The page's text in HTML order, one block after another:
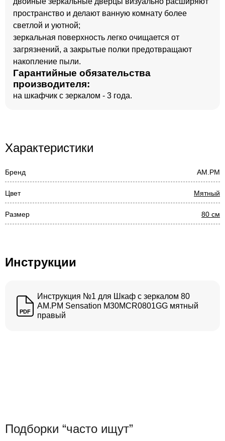
пространство и делают ванную комнату более
светлой и уютной;
зеркальная поверхность легко очищается от
загрязнений, а закрытые полки предотвращают
накопление пыли.
Гарантийные обязательства
производителя:
на шкафчик с зеркалом - 3 года.
Характеристики
Бренд AM.PM
Цвет Мятный
Размер 80 см
Инструкции
PDF
Инструкция №1 для Шкаф с зеркалом 80
AM.PM Sensation M30MCR0801GG мятный
правый
Подборки “часто ищут”